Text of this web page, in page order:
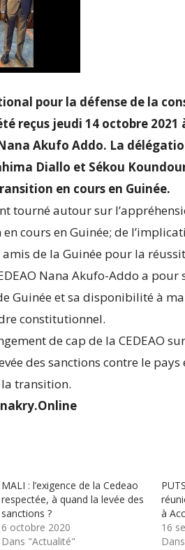
pour la défense de la
reçus jeudi 14 octobre 2021
Akufo Addo. La
Diallo et Sékou
en cours en Guinée.
tourné autour sur
cours en Guinée; de
amis de la Guinée pour la
Nana Akufo-Addo a
Guinée et sa disponibilité à
constitutionnel.
de cap de la CEDEAO
des sanctions contre le
transition.
MALI : l’exigence de la Cedeao
respectée, à quand la levée des
sanctions ?
6 octobre 2020
Dans "Actualité"
à
16